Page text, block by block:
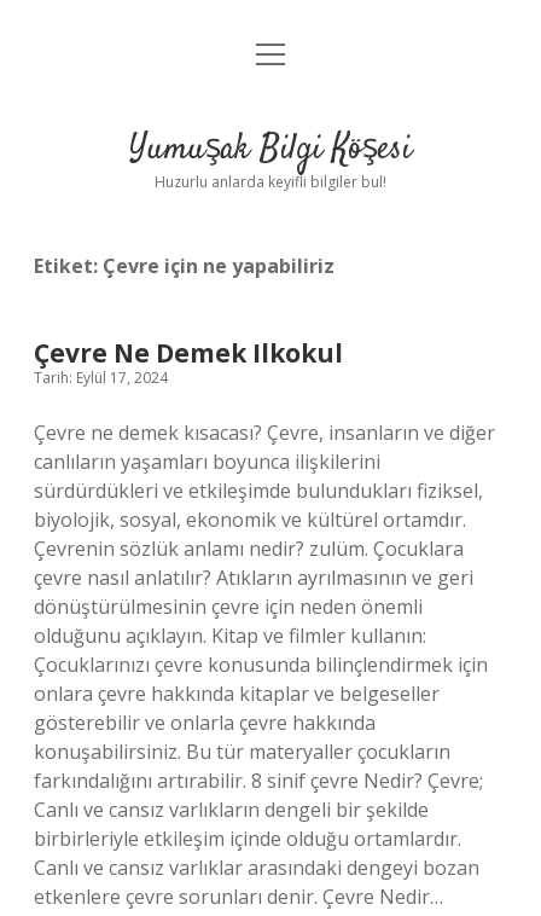
Anasayfa
Yasal Uyarı
menüyü
Yumuşak Bilgi Köşesi
Huzurlu anlarda keyifli bilgiler bul!
Etiket: Çevre için ne yapabiliriz
Çevre Ne Demek Ilkokul
Tarih: Eylül 17, 2024
Çevre ne demek kısacası? Çevre, insanların ve diğer
canlıların yaşamları boyunca ilişkilerini
sürdürdükleri ve etkileşimde bulundukları fiziksel,
biyolojik, sosyal, ekonomik ve kültürel ortamdır.
Çevrenin sözlük anlamı nedir? zulüm. Çocuklara
çevre nasıl anlatılır? Atıkların ayrılmasının ve geri
dönüştürülmesinin çevre için neden önemli
olduğunu açıklayın. Kitap ve filmler kullanın:
Çocuklarınızı çevre konusunda bilinçlendirmek için
onlara çevre hakkında kitaplar ve belgeseller
gösterebilir ve onlarla çevre hakkında
konuşabilirsiniz. Bu tür materyaller çocukların
farkındalığını artırabilir. 8 sinif çevre Nedir? Çevre;
Canlı ve cansız varlıkların dengeli bir şekilde
birbirleriyle etkileşim içinde olduğu ortamlardır.
Canlı ve cansız varlıklar arasındaki dengeyi bozan
etkenlere çevre sorunları denir. Çevre Nedir…